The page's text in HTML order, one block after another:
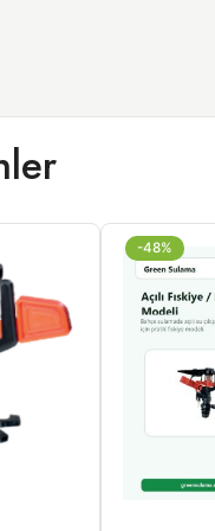
-48%